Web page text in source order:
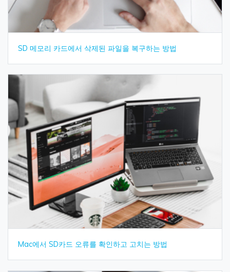
SD 메모리 카드에서 삭제된 파일을 복구하는 방법
Mac에서 SD카드 오류를 확인하고 고치는 방법